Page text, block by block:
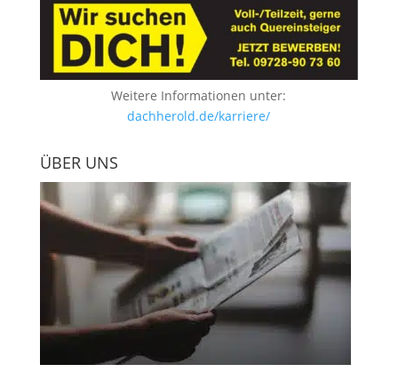
Weitere Informationen unter:
dachherold.de/karriere/
ÜBER UNS